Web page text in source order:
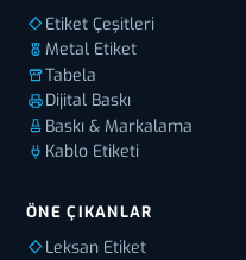
Etiket Çeşitleri
Metal Etiket
Tabela
Dijital Baskı
Baskı & Markalama
Kablo Etiketi
ÖNE ÇIKANLAR
Leksan Etiket